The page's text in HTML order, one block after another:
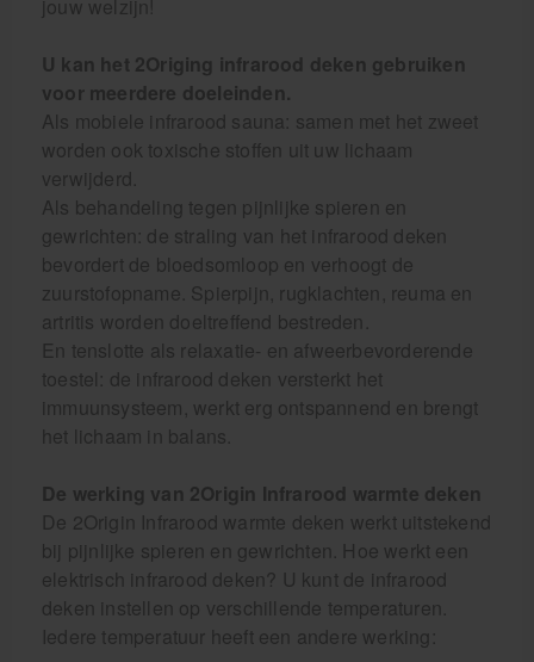
jouw welzijn!
U kan het 2Origing infrarood deken gebruiken
voor meerdere doeleinden.
Als mobiele infrarood sauna: samen met het zweet
worden ook toxische stoffen uit uw lichaam
verwijderd.
Als behandeling tegen pijnlijke spieren en
gewrichten: de straling van het infrarood deken
bevordert de bloedsomloop en verhoogt de
zuurstofopname. Spierpijn, rugklachten, reuma en
artritis worden doeltreffend bestreden.
En tenslotte als relaxatie- en afweerbevorderende
toestel: de infrarood deken versterkt het
immuunsysteem, werkt erg ontspannend en brengt
het lichaam in balans.
De werking van 2Origin Infrarood warmte deken
De 2Origin Infrarood warmte deken werkt uitstekend
bij pijnlijke spieren en gewrichten. Hoe werkt een
elektrisch infrarood deken? U kunt de infrarood
deken instellen op verschillende temperaturen.
Iedere temperatuur heeft een andere werking: